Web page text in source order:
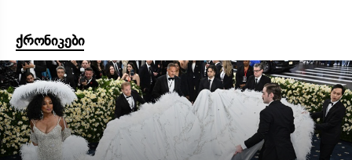
ქრონიკები